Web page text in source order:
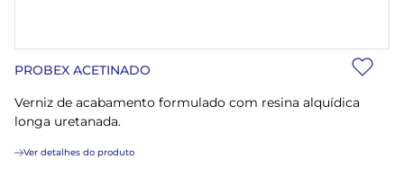
PROBEX ACETINADO
Verniz de acabamento formulado com resina alquídica
longa uretanada.
Ver detalhes do produto